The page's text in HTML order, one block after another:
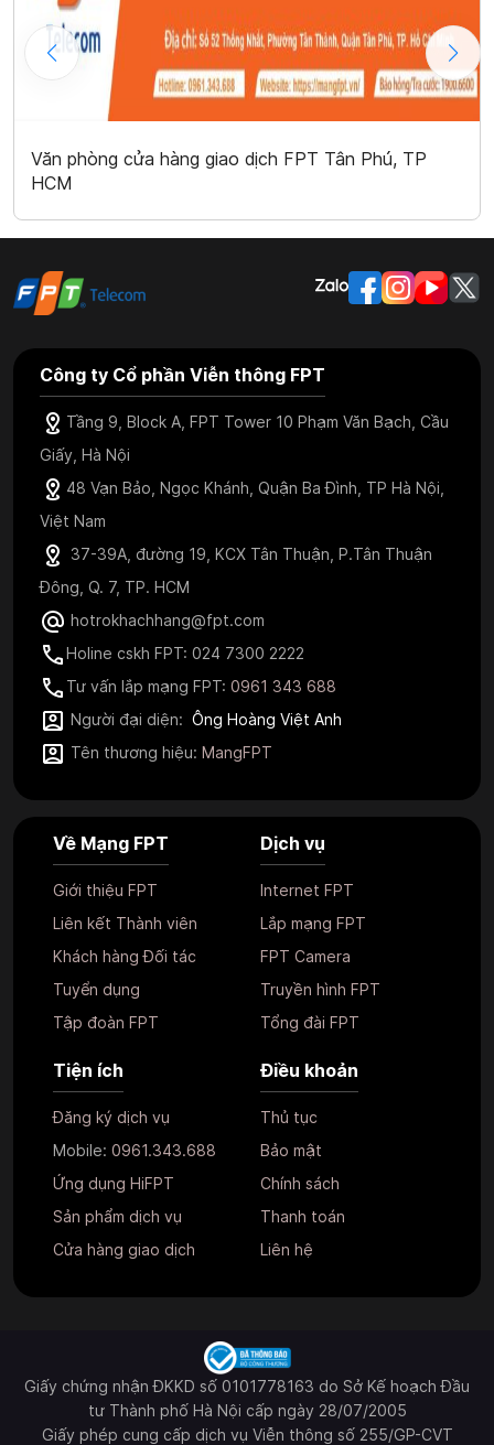
Văn phòng cửa hàng giao dịch FPT Tân Phú, TP
HCM
Công ty Cổ phần Viễn thông FPT
Tầng 9, Block A, FPT Tower 10 Phạm Văn Bạch, Cầu
Giấy, Hà Nội
48 Vạn Bảo, Ngọc Khánh, Quận Ba Đình, TP Hà Nội,
Việt Nam
37-39A, đường 19, KCX Tân Thuận, P.Tân Thuận
Đông, Q. 7, TP. HCM
hotrokhachhang@fpt.com
Holine cskh FPT: 024 7300 2222
Tư vấn lắp mạng FPT: 0961 343 688
Người đại diện: Ông Hoàng Việt Anh
Tên thương hiệu: MangFPT
Về Mạng FPT
Giới thiệu FPT
Liên kết Thành viên
Khách hàng Đối tác
Tuyển dụng
Tập đoàn FPT
Dịch vụ
Internet FPT
Lắp mạng FPT
FPT Camera
Truyền hình FPT
Tổng đài FPT
Tiện ích
Đăng ký dịch vụ
Mobile: 0961.343.688
Ứng dụng HiFPT
Sản phẩm dịch vụ
Cửa hàng giao dịch
Điều khoản
Thủ tục
Bảo mật
Chính sách
Thanh toán
Liên hệ
Giấy chứng nhận ĐKKD số 0101778163 do Sở Kế hoạch Đầu
tư Thành phố Hà Nội cấp ngày 28/07/2005
Giấy phép cung cấp dịch vụ Viễn thông số 255/GP-CVT